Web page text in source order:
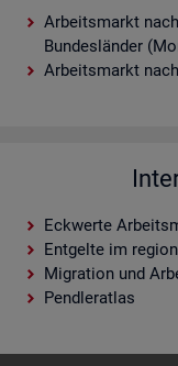
Arbeitsmarkt
Bundesländer
Arbeitsmarkt
Eckwerte
Entgelte im
Migration und
Pendleratlas